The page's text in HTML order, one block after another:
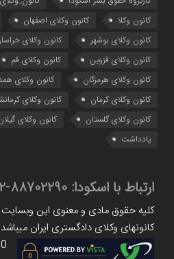
کانون وکلا
کانون وکلای اصفهان
کانون وکلای بوشهر
کانون وکلای
کانون وکلای قزوین
کانون وکلای قم
کانون وکلای هرمزگان
کانون وکلای
کانون وکلای کرمان
کانون وکلای
کانون وکلای گلستان
کانون وکلای
یادداشت
ارتباط با اسکودا: 88702290-2
کلیه حقوق مادی و معنوی این